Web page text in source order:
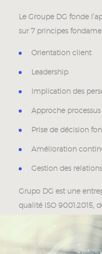
Le Groupe DG fonde
sur 7 principes
Orientation client
Leadership
Implication des
Approche processus
Prise de décision
Amélioration
Gestion des
Grupo DG est une
qualité ISO 9001:2015,
qualité de ses produits